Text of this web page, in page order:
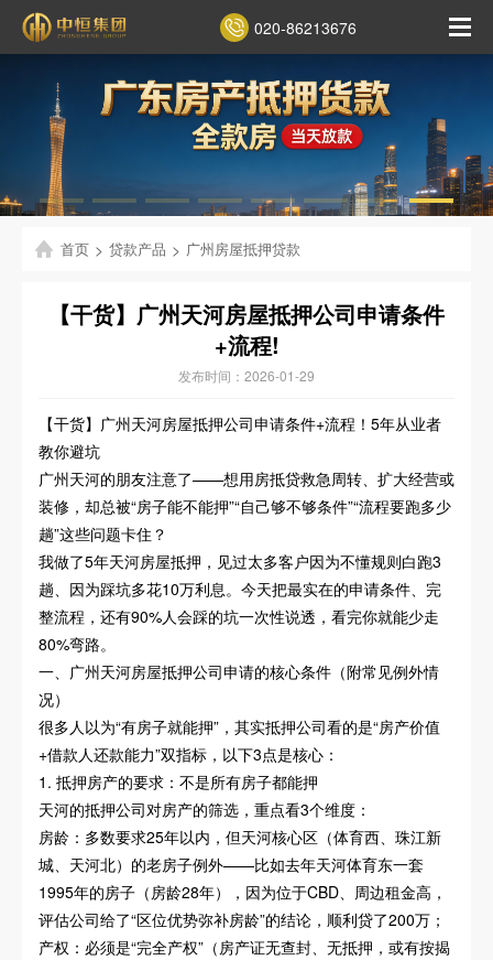
020-86213676
首页 > 贷款产品 > 广州房屋抵押贷款
【干货】广州天河房屋抵押公司申请条件
+流程!
发布时间：2026-01-29
【干货】广州天河房屋抵押公司申请条件+流程！5年从业者
教你避坑
广州天河的朋友注意了——想用房抵贷救急周转、扩大经营或
装修，却总被“房子能不能押”“自己够不够条件”“流程要跑多少
趟”这些问题卡住？
我做了5年天河房屋抵押，见过太多客户因为不懂规则白跑3
趟、因为踩坑多花10万利息。今天把最实在的申请条件、完
整流程，还有90%人会踩的坑一次性说透，看完你就能少走
80%弯路。
一、广州天河房屋抵押公司申请的核心条件（附常见例外情
况）
很多人以为“有房子就能押”，其实抵押公司看的是“房产价值
+借款人还款能力”双指标，以下3点是核心：
1. 抵押房产的要求：不是所有房子都能押
天河的抵押公司对房产的筛选，重点看3个维度：
房龄：多数要求25年以内，但天河核心区（体育西、珠江新
城、天河北）的老房子例外——比如去年天河体育东一套
1995年的房子（房龄28年），因为位于CBD、周边租金高，
评估公司给了“区位优势弥补房龄”的结论，顺利贷了200万；
产权：必须是“完全产权”（房产证无查封、无抵押，或有按揭